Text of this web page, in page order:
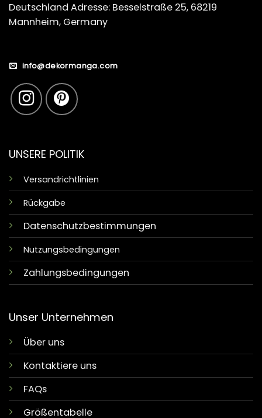
Deutschland Adresse: Besselstraße 25, 68219
Mannheim, Germany
info@dekormanga.com
UNSERE POLITIK
Versandrichtlinien
Rückgabe
Datenschutzbestimmungen
Nutzungsbedingungen
Zahlungsbedingungen
Unser Unternehmen
Über uns
Kontaktiere uns
FAQs
Größentabelle